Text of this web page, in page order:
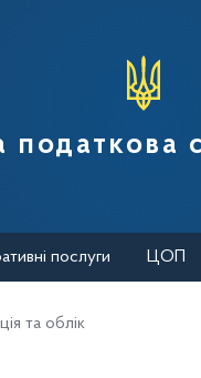
послуги ЦОП
та облік